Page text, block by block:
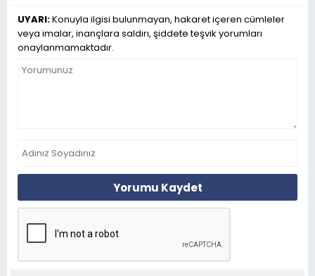
UYARI:Konuyla ilgisi bulunmayan, hakaret içeren cümleler
veya imalar, inançlara saldırı, şiddete teşvik yorumları
onaylanmamaktadır.
Yorumu Kaydet